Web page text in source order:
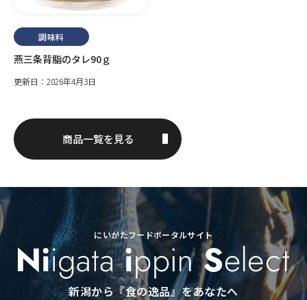
調味料
燕三条背脂のタレ90ｇ
更新日：2026年4月3日
商品一覧を見る
にいがたフードポータルサイト
新潟から『食の逸品』をあなたへ